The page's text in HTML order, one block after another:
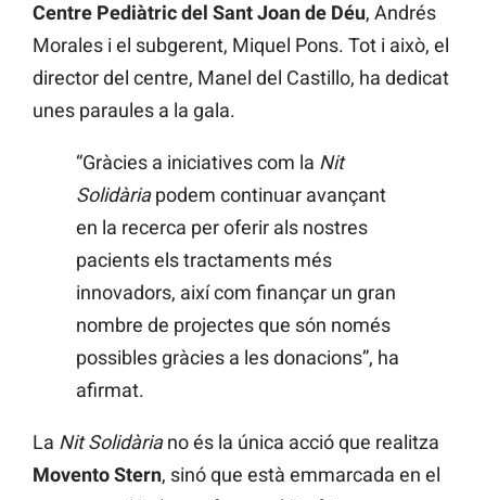
Centre Pediàtric del Sant Joan de Déu, Andrés
Morales i el subgerent, Miquel Pons. Tot i això, el
director del centre, Manel del Castillo, ha dedicat
unes paraules a la gala.
“Gràcies a iniciatives com la Nit
Solidàriapodem continuar avançant
en la recerca per oferir als nostres
pacients els tractaments més
innovadors, així com finançar un gran
nombre de projectes que són només
possibles gràcies a les donacions”, ha
afirmat.
La Nit Solidàriano és la única acció que realitza
Movento Stern, sinó que està emmarcada en el